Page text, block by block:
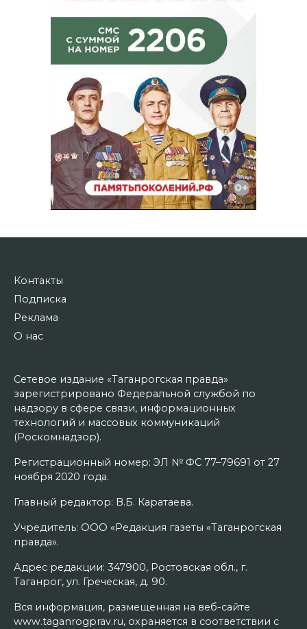
Контакты
Подписка
Реклама
О нас
Сетевое издание «Таганрогская правда»
зарегистрировано Федеральной службой по
надзору в сфере связи, информационных
технологий и массовых коммуникаций
(Роскомнадзор).
Регистрационный номер: ЭЛ № ФС 77–79691 от 27
ноября 2020 года.
Главный редактор: В.Б. Каратаева.
Учредитель: ООО «Редакция газеты «Таганрогская
правда».
Адрес редакции: 347900, Ростовская обл., г.
Таганрог, ул. Греческая, д. 90.
Вся информация, размещенная на веб-сайте
www.taganrogprav.ru, охраняется в соответствии с